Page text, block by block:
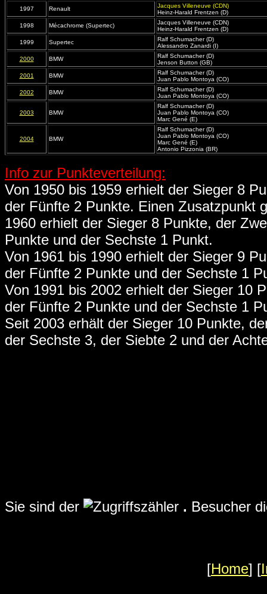
1997
Renault
Jacques Villeneuve (CDN)
Heinz-Harald Frentzen (D)
1998
Mécachrome (Supertec)
Jacques Villeneuve (CDN)
Heinz-Harald Frentzen (D)
1999
Supertec
Ralf Schumacher (D)
Alessandro Zanardi (I)
2000
BMW
Ralf Schumacher (D)
Jenson Button (GB)
2001
BMW
Ralf Schumacher (D)
Juan Pablo Montoya (CO)
2002
BMW
Ralf Schumacher (D)
Juan Pablo Montoya (CO)
2003 BMW
Ralf Schumacher (D)
Juan Pablo Montoya (CO)
Marc Gené (E)
2004 BMW
Ralf Schumacher (D)
Juan Pablo Montoya (CO)
Marc Gené (E)
Antonio Pizzonia (BR)
Info zur Punkteverteilung:
Von 1950 bis 1959 erhielt der Sieger 8
der Fünfte 2 Punkte. Einen Zusatzpunkt
1960 erhielt der Sieger 8 Punkte, der
Punkte und der Sechste 1 Punkt.
Von 1961 bis 1990 erhielt der Sieger 9
der Fünfte 2 Punkte und der Sechste 1
Von 1991 bis 2002 erhielt der Sieger 10
der Fünfte 2 Punkte und der Sechste 1
Seit 2003 erhält der Sieger 10 Punkte,
der Sechste 3, der Siebte 2 und der
Sie sind der . Besucher
[Home] [